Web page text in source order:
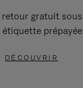
retour gratuit
étiquette prépayée
DÉCOUVRIR